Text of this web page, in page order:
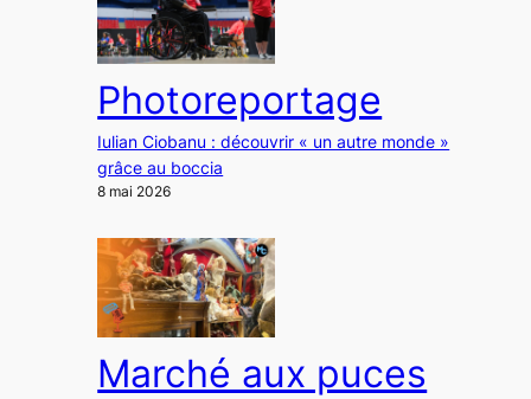
Photoreportage
Iulian Ciobanu : découvrir « un autre monde »
grâce au boccia
8 mai 2026
Marché aux puces